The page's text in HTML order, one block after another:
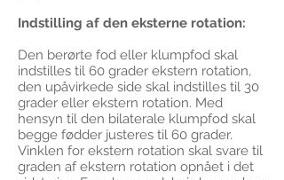
Indstilling af den eksterne rotation:
Den berørte fod eller klumpfod skal
indstilles til 60 grader ekstern rotation,
den upåvirkede side skal indstilles til 30
grader eller ekstern rotation. Med
hensyn til den bilaterale klumpfod skal
begge fødder justeres til 60 grader.
Vinklen for ekstern rotation skal svare til
graden af ​​ekstern rotation opnået i det